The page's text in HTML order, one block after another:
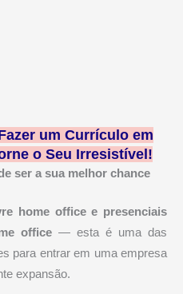
um Currículo em
o Seu Irresistível!
ser a sua melhor chance
home office e presenciais
office — esta é uma das
para entrar em uma empresa
expansão.